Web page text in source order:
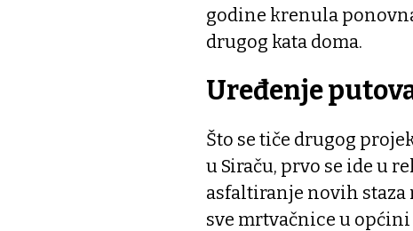
godine krenula
drugog kata doma.
Uređenje
Što se tiče drugog
u Siraču, prvo se ide u
asfaltiranje novih staza
sve mrtvačnice u